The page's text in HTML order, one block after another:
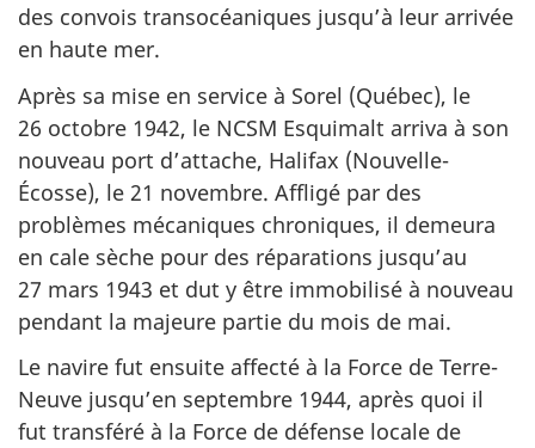
des convois transocéaniques jusqu’à leur arrivée
en haute mer.
Après sa mise en service à Sorel (Québec), le
26 octobre 1942, le NCSM Esquimalt arriva à son
nouveau port d’attache, Halifax (Nouvelle-
Écosse), le 21 novembre. Affligé par des
problèmes mécaniques chroniques, il demeura
en cale sèche pour des réparations jusqu’au
27 mars 1943 et dut y être immobilisé à nouveau
pendant la majeure partie du mois de mai.
Le navire fut ensuite affecté à la Force de Terre-
Neuve jusqu’en septembre 1944, après quoi il
fut transféré à la Force de défense locale de